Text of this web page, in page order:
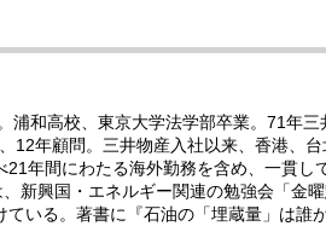
和高校、東京大学法学部卒業。71年三
12年顧問。三井物産入社以来、香港、
年間にわたる海外勤務を含め、一貫し
新興国・エネルギー関連の勉強会「金
いる。著書に『石油の「埋蔵量」は誰